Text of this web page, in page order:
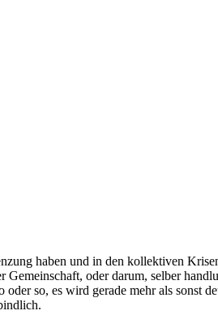
haben und in den kollektiven
oder darum, selber
so, es wird gerade mehr als sonst